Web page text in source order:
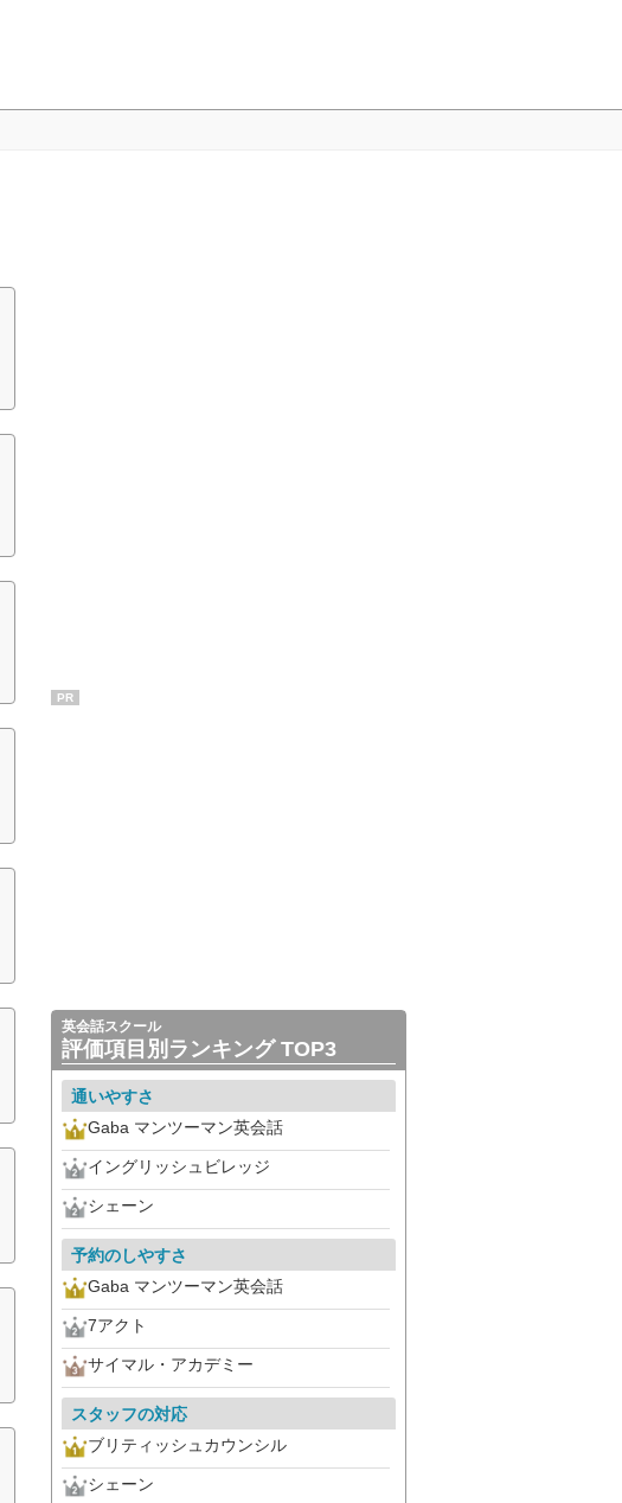
PR
英会話スクール
評価項目別ランキング TOP3
通いやすさ
Gaba マンツーマン英会話
イングリッシュビレッジ
シェーン
予約のしやすさ
Gaba マンツーマン英会話
7アクト
サイマル・アカデミー
スタッフの対応
ブリティッシュカウンシル
シェーン